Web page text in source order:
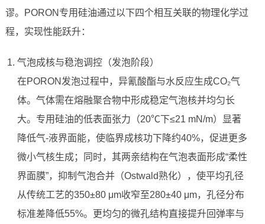
谬。PORON专用硅油通过以下四个相互关联的物理化学过
程，实现性能跃升：
气泡成核与稳泡调控（发泡阶段）
在PORON发泡过程中，异氰酸酯与水反应生成CO₂气
体。气体需在熔融聚合物中形成稳定气泡核并均匀长
大。专用硅油的低表面张力（20℃下≤21 mN/m）显著
降低气-液界面能，使临界成核功下降约40%，促进更多
微小气核生成；同时，其两亲结构在气泡表面形成“柔性
界面膜”，抑制气泡合并（Ostwald熟化），使平均孔径
从传统工艺的350±80 μm收窄至280±40 μm，孔径分布
标准差降低55%。更均匀的微孔结构直接提升回弹率与